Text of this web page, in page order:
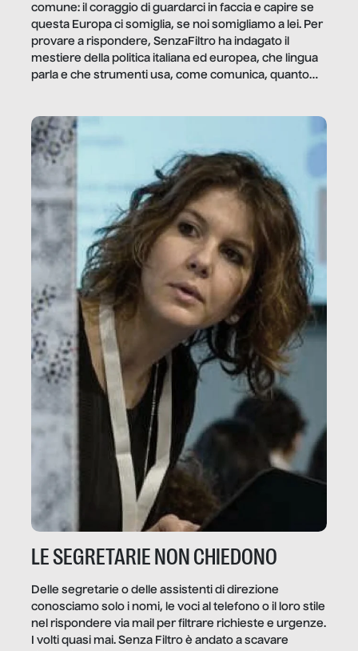
comune: il coraggio di guardarci in faccia e capire se
questa Europa ci somiglia, se noi somigliamo a lei. Per
provare a rispondere, SenzaFiltro ha indagato il
mestiere della politica italiana ed europea, che lingua
parla e che strumenti usa, come comunica, quanto
LE SEGRETARIE NON CHIEDONO
Delle segretarie o delle assistenti di direzione
conosciamo solo i nomi, le voci al telefono o il loro stile
nel rispondere via mail per filtrare richieste e urgenze.
I volti quasi mai. Senza Filtro è andato a scavare